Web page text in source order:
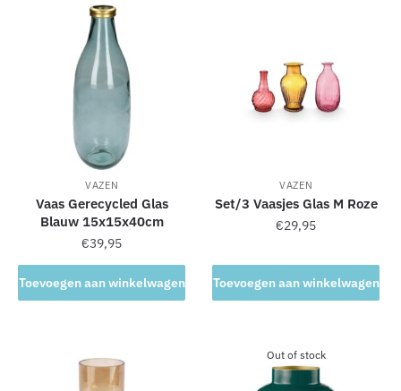
VAZEN
Vaas Gerecycled Glas
Blauw 15x15x40cm
€39,95
Toevoegen aan winkelwagen
VAZEN
Set/3 Vaasjes Glas M Roze
€29,95
Toevoegen aan winkelwagen
Out of stock